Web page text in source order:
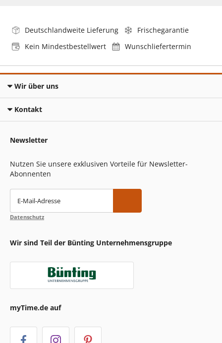
Deutschlandweite Lieferung
Frischegarantie
Kein Mindestbestellwert
Wunschliefertermin
Wir über uns
Kontakt
Newsletter
Nutzen Sie unsere exklusiven Vorteile für Newsletter-
Abonnenten
E-Mail-Adresse
Datenschutz
Wir sind Teil der Bünting Unternehmensgruppe
myTime.de auf